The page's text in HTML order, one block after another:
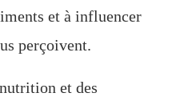
et à influencer
perçoivent.
et des